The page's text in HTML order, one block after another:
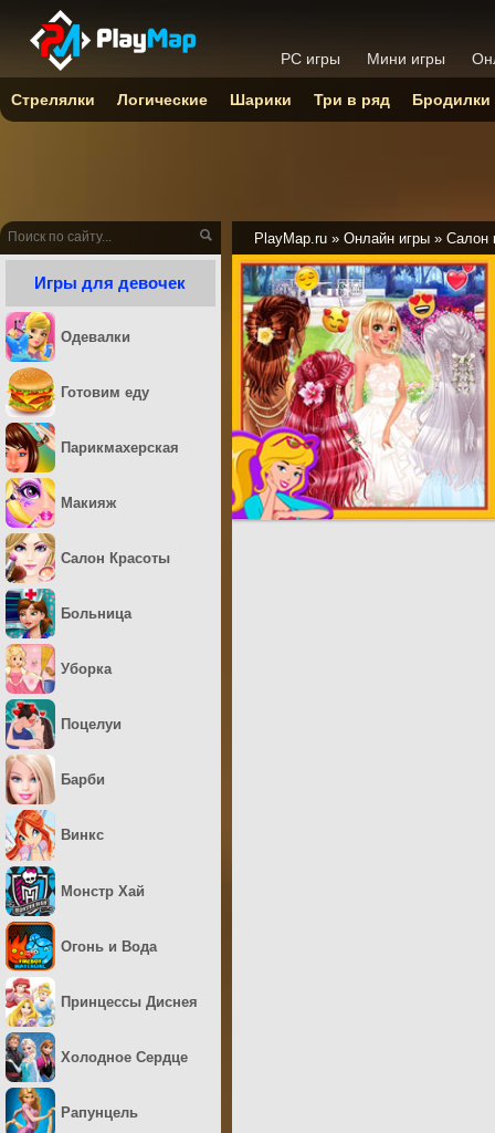
PlayMap.ru » Онлайн игры » Салон
Игры для девочек
Одевалки
Готовим еду
Парикмахерская
Макияж
Салон Красоты
Больница
Уборка
Поцелуи
Барби
Винкс
Монстр Хай
Огонь и Вода
Принцессы Диснея
Холодное Сердце
Рапунцель
PC игры Мини игры
Стрелялки Логические Шарики Три в ряд Бродилки